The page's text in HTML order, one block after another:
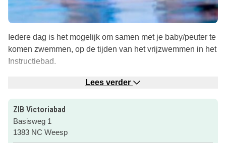
Iedere dag is het mogelijk om samen met je baby/peuter te
komen zwemmen, op de tijden van het vrijzwemmen in het
Instructiebad.
Het water is minimaal 31° warm. Er zijn diverse speeltjes
Leuk om samen te doen en zo leren baby’s en peuters al
van jongs af aan bekend te zijn met water. Kijk voor meer
informatie over het zwembad op de website. Klik door op
Lees verder
ZIB Victoriabad
Basisweg 1
1383 NC Weesp